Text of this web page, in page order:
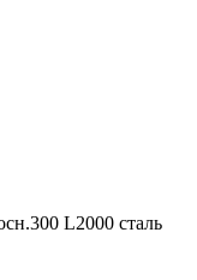
L2000 сталь